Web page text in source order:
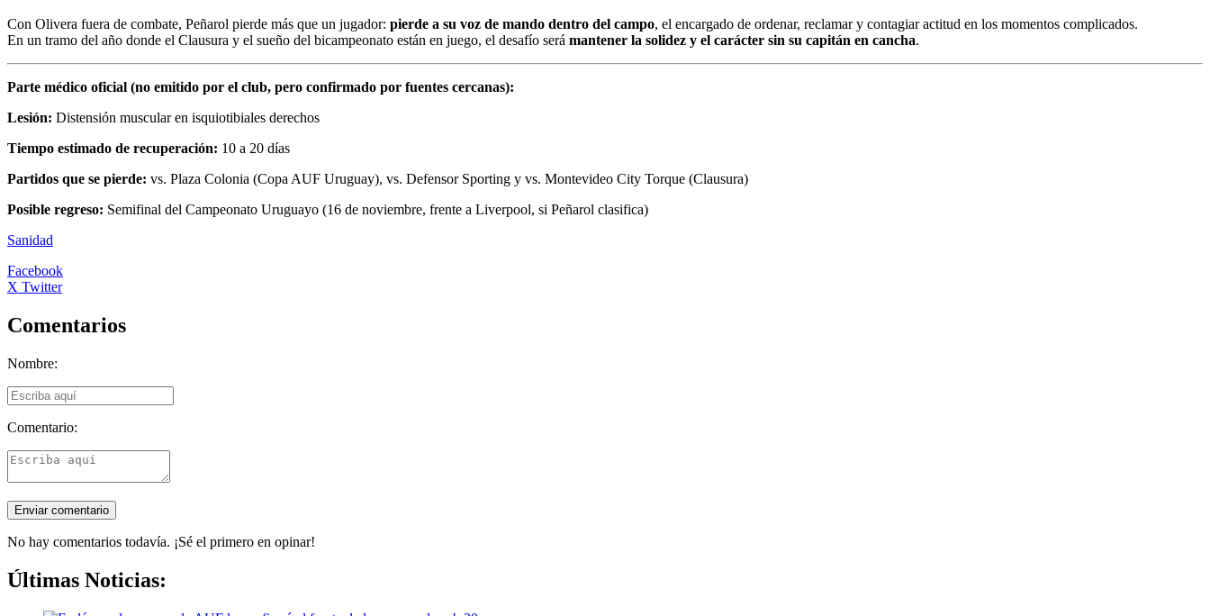
Con Olivera fuera de combate, Peñarol pierde más que un jugador: pierde a su voz de mando dentro del campo, el encargado de ordenar, reclamar y contagiar actitud en los momentos complicados.
En un tramo del año donde el Clausura y el sueño del bicampeonato están en juego, el desafío será mantener la solidez y el carácter sin su capitán en cancha.
Parte médico oficial (no emitido por el club, pero confirmado por fuentes cercanas):
Lesión: Distensión muscular en isquiotibiales derechos
Tiempo estimado de recuperación: 10 a 20 días
Partidos que se pierde: vs. Plaza Colonia (Copa AUF Uruguay), vs. Defensor Sporting y vs. Montevideo City Torque (Clausura)
Posible regreso: Semifinal del Campeonato Uruguayo (16 de noviembre, frente a Liverpool, si Peñarol clasifica)
Sanidad
Facebook
X Twitter
Comentarios
Nombre:
Comentario:
No hay comentarios todavía. ¡Sé el primero en opinar!
Últimas Noticias: